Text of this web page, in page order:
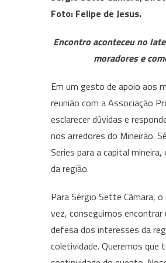
Foto: Felipe de Jesus.
Encontro aconteceu no
moradores e
Em um gesto de apoio aos
reunião com a Associação
esclarecer dúvidas e
nos arredores do Mineirão.
Series para a capital
da região.
Para Sérgio Sette Câmara,
vez, conseguimos
defesa dos interesses da
coletividade. Queremos